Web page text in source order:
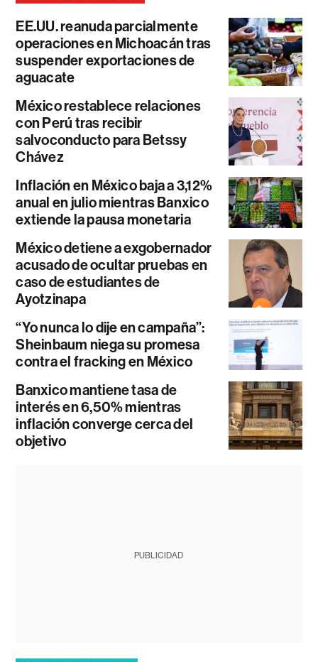
EE.UU. reanuda parcialmente
operaciones en Michoacán tras
suspender exportaciones de
aguacate
México restablece relaciones
con Perú tras recibir
salvoconducto para Betssy
Chávez
Inflación en México baja a 3,12%
anual en julio mientras Banxico
extiende la pausa monetaria
México detiene a exgobernador
acusado de ocultar pruebas en
caso de estudiantes de
Ayotzinapa
“Yo nunca lo dije en campaña”:
Sheinbaum niega su promesa
contra el fracking en México
Banxico mantiene tasa de
interés en 6,50% mientras
inflación converge cerca del
objetivo
PUBLICIDAD